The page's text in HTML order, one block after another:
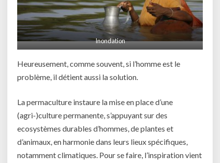
Inondation
Heureusement, comme souvent, si l’homme est le
problème, il détient aussi la solution.
La permaculture instaure la mise en place d’une
(agri-)culture permanente, s’appuyant sur des
ecosystèmes durables d’hommes, de plantes et
d’animaux, en harmonie dans leurs lieux spécifiques,
notamment climatiques. Pour se faire, l’inspiration vient